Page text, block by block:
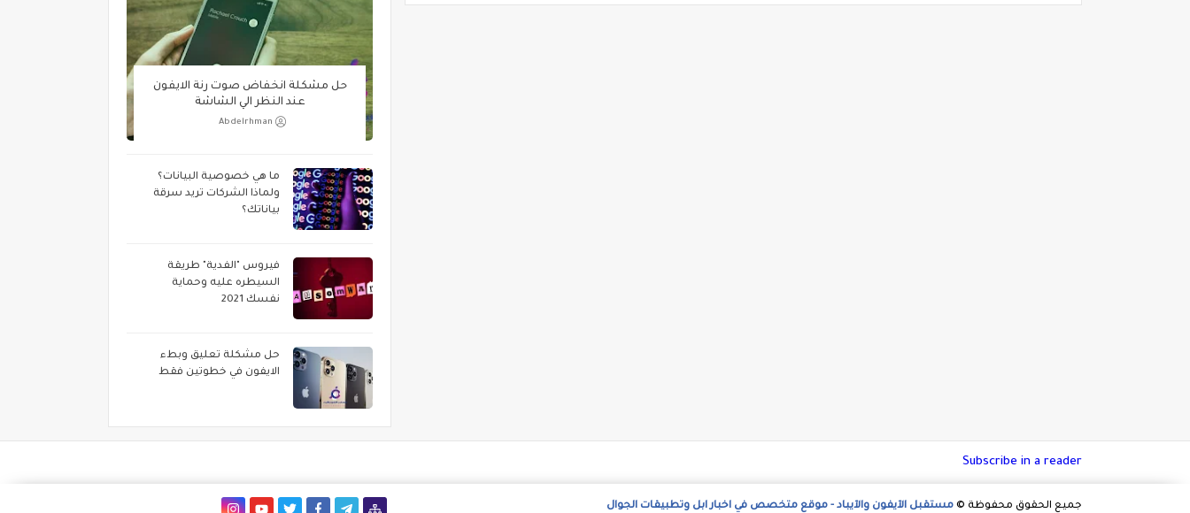
حل مشكلة انخفاض صوت رنة الايفون
عند النظر الي الشاشة
Abdelrhman
ما هي خصوصية البيانات؟
ولماذا الشركات تريد سرقة
بياناتك؟
فيروس "الفدية" طريقة
السيطره عليه وحماية
نفسك 2021
حل مشكلة تعليق وبطء
الايفون في خطوتين فقط
Subscribe in a reader
جميع الحقوق محفوظة © مستقبل الآيفون والآيباد - موقع متخصص في اخبار ابل وتطبيقات الجوال